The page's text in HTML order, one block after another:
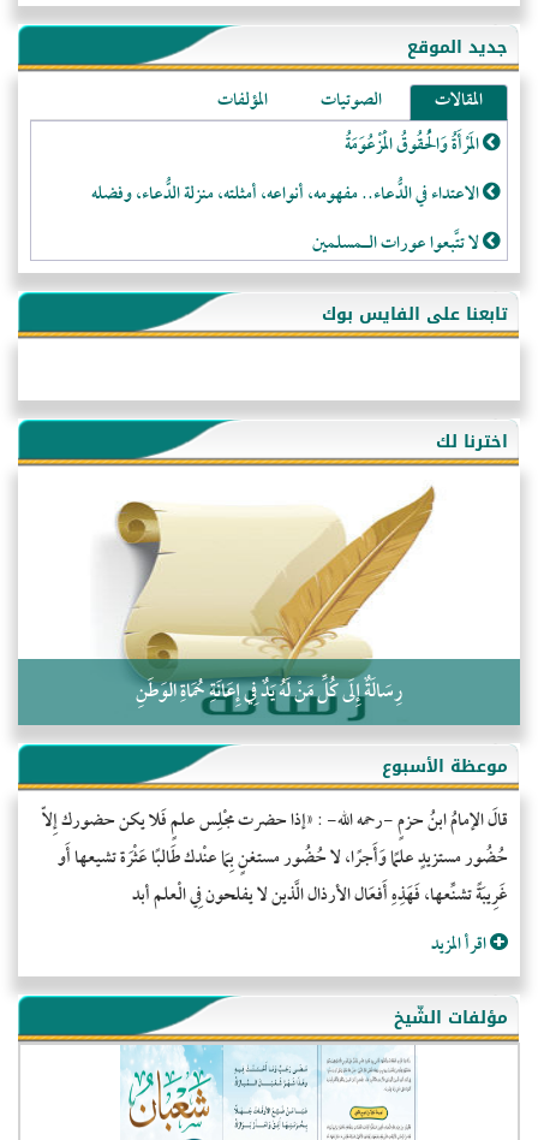
جديد الموقع
المقالات الصوتيات
المؤلفات
المَرْأَةُ وَالْحُقُوقُ الْمَزْعُوَمَةُ
الاعتداء في الدُّعاء.. مفهومه، أنواعه، أمثلته، منزلة الدُّعاء، وفضله
لا تتَّبعوا عورات الـمسلمين
فقه النَّصيحة عند الصَّحابة الكرام رضي الله عنهم
لَا عِزَّةَ إِلَّا بِالإِسْلَامِ
هذه سبيلنا فماذا تنقمون؟!
أُسُـسُ بَـيْـتِ الـمُسْـلِمِ
التَّعْلِيمُ القُرْآنِي
كلمة إلى إخواني السلفيين في الجزائر
تابعنا على الفايس بوك
اخترنا لك
رِسَالَةٌ إِلَى كُلِّ مَنْ لَهُ يَدٌ فِي إِعَانَةِ حُمَاةِ الوَطَنِ
موعظة الأسبوع
قالَ الإمامُ ابنُ حزمٍ -رحمه الله- : «إذا حضرت مجْلِس علمٍ فَلا يكن حضورك إِلاّ
حُضُور مستزيدٍ علمًا وَأَجرًا، لا حُضُور مستغنٍ بِمَا عنْدك طَالبًا عَثْرَة تشيعها أَو
غَرِيبَةً تشنِّعها، فَهَذِهِ أَفعَال الأرذال الَّذين لا يفلحون فِي الْعلم أبد
اقرأ المزيد
مؤلفات الشّيخ